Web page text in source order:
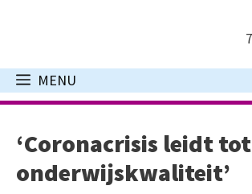
inhoud
MENU
‘Coronacrisis leidt
onderwijskwaliteit’